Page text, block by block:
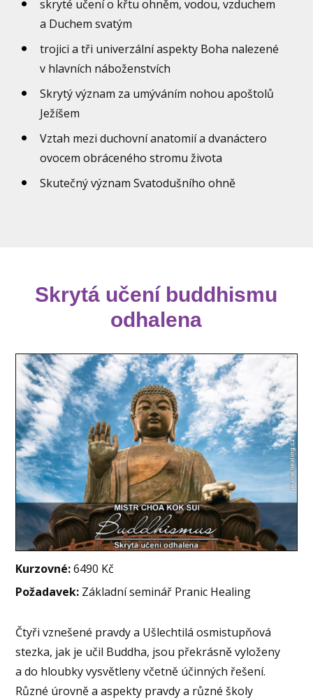
skryté učení o křtu ohněm, vodou, vzduchem
a Duchem svatým
trojici a tři univerzální aspekty Boha nalezené
v hlavních náboženstvích
Skrytý význam za umýváním nohou apoštolů
Ježíšem
Vztah mezi duchovní anatomií a dvanáctero
ovocem obráceného stromu života
Skutečný význam Svatodušního ohně
Skrytá učení buddhismu
odhalena
Kurzovné:6490 Kč
Požadavek: Základní seminář Pranic Healing
Čtyři vznešené pravdy a Ušlechtilá osmistupňová
stezka, jak je učil Buddha, jsou překrásně vyloženy
a do hloubky vysvětleny včetně účinných řešení.
Různé úrovně a aspekty pravdy a různé školy